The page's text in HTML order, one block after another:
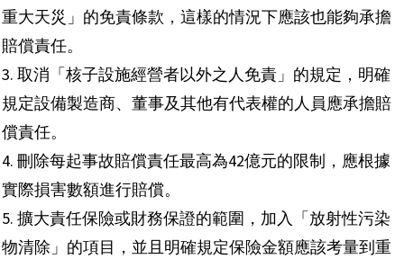
重大天災」的免責條款，這樣的情況下應該也能夠承擔
賠償責任。
3. 取消「核子設施經營者以外之人免責」的規定，明確
規定設備製造商、董事及其他有代表權的人員應承擔賠
償責任。
4. 刪除每起事故賠償責任最高為42億元的限制，應根據
實際損害數額進行賠償。
5. 擴大責任保險或財務保證的範圍，加入「放射性污染
物清除」的項目，並且明確規定保險金額應該考量到重